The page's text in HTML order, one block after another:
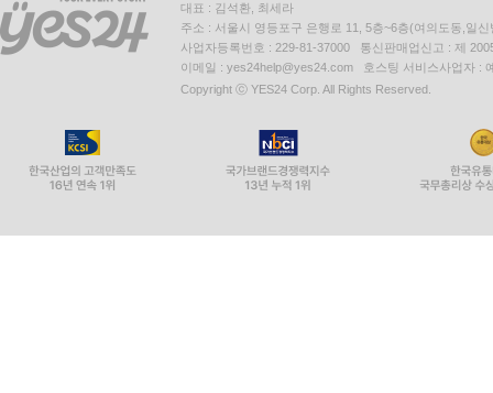
대표 : 김석환, 최세라
주소 : 서울시 영등포구 은행로 11, 5층~6층(여의도동,일신
사업자등록번호 : 229-81-37000 통신판매업신고 : 제
이메일 : yes24help@yes24.com 호스팅 서비스사업자 :
Copyright ⓒ YES24 Corp. All Rights Reserved.